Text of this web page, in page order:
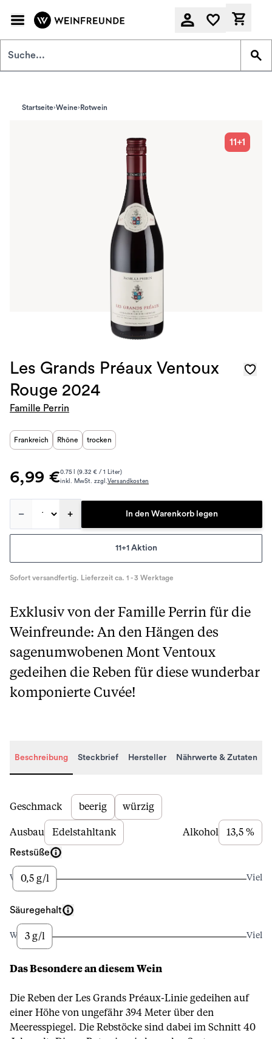
Startseite Weine Rotwein
11+1
Les Grands Préaux Ventoux
Rouge 2024
Famille Perrin
Frankreich Rhône trocken
6,99 €0.75 l (9.32 € / 1 Liter)
inkl. MwSt. zzgl.Versandkosten
– + In den Warenkorb legen
11+1 Aktion
Sofort versandfertig. Lieferzeit ca. 1 - 3 Werktage
Exklusiv von der Famille Perrin für die
Weinfreunde: An den Hängen des
sagenumwobenen Mont Ventoux
gedeihen die Reben für diese wunderbar
komponierte Cuvée!
Beschreibung Steckbrief Hersteller Nährwerte & Zutaten
Beschreibung
Geschmack beerig würzig
Ausbau Edelstahltank Alkohol 13,5 %
Restsüße
Wenig
0,5 g/l Viel
Säuregehalt
Wenig3 g/l Viel
Das Besondere an diesem Wein
Die Reben der Les Grands Préaux-Linie gedeihen auf
einer Höhe von ungefähr 394 Meter über den
Meeresspiegel. Die Rebstöcke sind dabei im Schnitt 40